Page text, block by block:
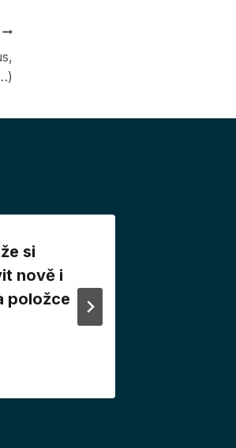
si
nově i
položce